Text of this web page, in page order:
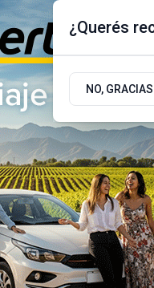
POLÍTICA
¿Querés
NO, GRACIAS